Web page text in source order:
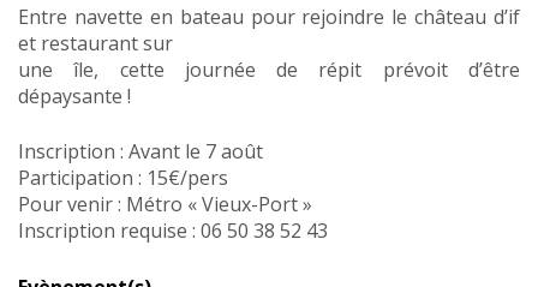
Entre navette en bateau pour rejoindre le château d’if
et restaurant sur
une île, cette journée de répit prévoit d’être
dépaysante !
Inscription : Avant le 7 août
Participation : 15€/pers
Pour venir : Métro « Vieux-Port »
Inscription requise : 06 50 38 52 43